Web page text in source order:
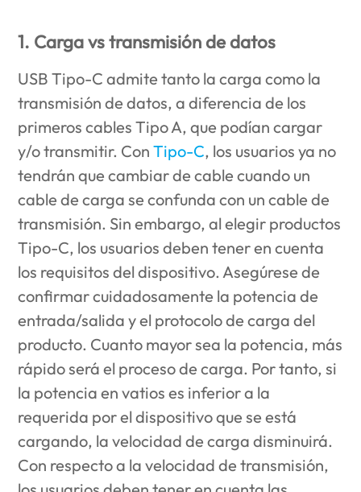
1. Carga vs transmisión de datos
USB Tipo-C admite tanto la carga como la
transmisión de datos, a diferencia de los
primeros cables Tipo A, que podían cargar
y/o transmitir. ConTipo-C, los usuarios ya no
tendrán que cambiar de cable cuando un
cable de carga se confunda con un cable de
transmisión. Sin embargo, al elegir productos
Tipo-C, los usuarios deben tener en cuenta
los requisitos del dispositivo. Asegúrese de
confirmar cuidadosamente la potencia de
entrada/salida y el protocolo de carga del
producto. Cuanto mayor sea la potencia, más
rápido será el proceso de carga. Por tanto, si
la potencia en vatios es inferior a la
requerida por el dispositivo que se está
cargando, la velocidad de carga disminuirá.
Con respecto a la velocidad de transmisión,